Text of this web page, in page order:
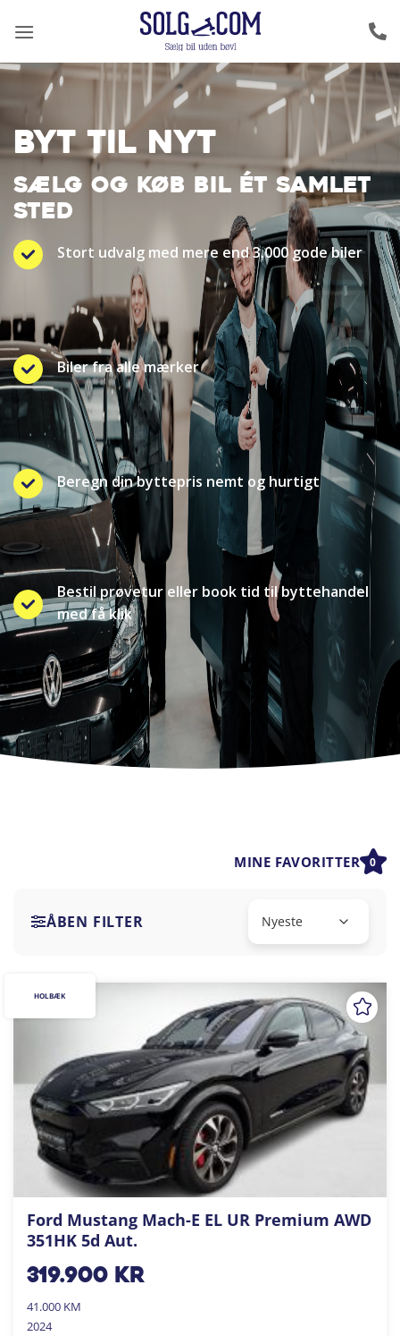
BYT TIL NYT
SÆLG OG KØB BIL ÉT SAMLET
STED
Stort udvalg med mere end 3.000 gode biler
Biler fra alle mærker
Beregn din byttepris nemt og hurtigt
Bestil prøvetur eller book tid til byttehandel
med få klik
MINE FAVORITTER 0
ÅBEN FILTER
Ford Mustang Mach-E EL UR Premium AWD
351HK 5d Aut.
319.900kr
41.000 KM
2024
HOLBÆK